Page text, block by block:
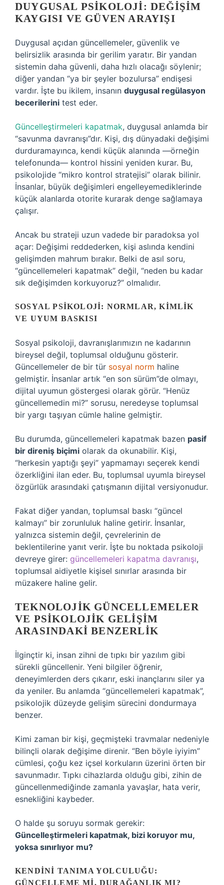
DUYGUSAL PSIKOLOJI: DEĞIŞIM
KAYGISI VE GÜVEN ARAYIŞI
Duygusal açıdan güncellemeler, güvenlik ve
belirsizlik arasında bir gerilim yaratır. Bir yandan
sistemin daha güvenli, daha hızlı olacağı söylenir;
diğer yandan “ya bir şeyler bozulursa” endişesi
vardır. İşte bu ikilem, insanın duygusal regülasyon
becerilerini test eder.
Güncelleştirmeleri kapatmak, duygusal anlamda bir
“savunma davranışı”dır. Kişi, dış dünyadaki değişimi
durduramayınca, kendi küçük alanında —örneğin
telefonunda— kontrol hissini yeniden kurar. Bu,
psikolojide “mikro kontrol stratejisi” olarak bilinir.
İnsanlar, büyük değişimleri engelleyemediklerinde
küçük alanlarda otorite kurarak denge sağlamaya
çalışır.
Ancak bu strateji uzun vadede bir paradoksa yol
açar: Değişimi reddederken, kişi aslında kendini
gelişimden mahrum bırakır. Belki de asıl soru,
“güncellemeleri kapatmak” değil, “neden bu kadar
sık değişimden korkuyoruz?” olmalıdır.
SOSYAL PSIKOLOJI: NORMLAR, KIMLIK
VE UYUM BASKISI
Sosyal psikoloji, davranışlarımızın ne kadarının
bireysel değil, toplumsal olduğunu gösterir.
Güncellemeler de bir tür sosyal norm haline
gelmiştir. İnsanlar artık “en son sürüm”de olmayı,
dijital uyumun göstergesi olarak görür. “Henüz
güncellemedin mi?” sorusu, neredeyse toplumsal
bir yargı taşıyan cümle haline gelmiştir.
Bu durumda, güncellemeleri kapatmak bazen pasif
bir direniş biçimi olarak da okunabilir. Kişi,
“herkesin yaptığı şeyi” yapmamayı seçerek kendi
özerkliğini ilan eder. Bu, toplumsal uyumla bireysel
özgürlük arasındaki çatışmanın dijital versiyonudur.
Fakat diğer yandan, toplumsal baskı “güncel
kalmayı” bir zorunluluk haline getirir. İnsanlar,
yalnızca sistemin değil, çevrelerinin de
beklentilerine yanıt verir. İşte bu noktada psikoloji
devreye girer: güncellemeleri kapatma davranışı,
toplumsal aidiyetle kişisel sınırlar arasında bir
müzakere haline gelir.
TEKNOLOJIK GÜNCELLEMELER
VE PSIKOLOJIK GELIŞIM
ARASINDAKI BENZERLIK
İlginçtir ki, insan zihni de tıpkı bir yazılım gibi
sürekli güncellenir. Yeni bilgiler öğrenir,
deneyimlerden ders çıkarır, eski inançlarını siler ya
da yeniler. Bu anlamda “güncellemeleri kapatmak”,
psikolojik düzeyde gelişim sürecini dondurmaya
benzer.
Kimi zaman bir kişi, geçmişteki travmalar nedeniyle
bilinçli olarak değişime direnir. “Ben böyle iyiyim”
cümlesi, çoğu kez içsel korkuların üzerini örten bir
savunmadır. Tıpkı cihazlarda olduğu gibi, zihin de
güncellenmediğinde zamanla yavaşlar, hata verir,
esnekliğini kaybeder.
O halde şu soruyu sormak gerekir:
Güncelleştirmeleri kapatmak, bizi koruyor mu,
yoksa sınırlıyor mu?
KENDINI TANIMA YOLCULUĞU:
GÜNCELLEME MI, DURAĞANLIK MI?